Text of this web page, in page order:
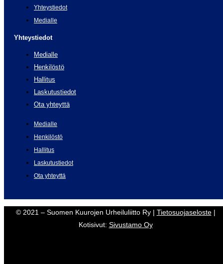
Yhteystiedot
Medialle
Yhteystiedot
Medialle
Henkilöstö
Hallitus
Laskutustiedot
Ota yhteyttä
Medialle
Henkilöstö
Hallitus
Laskutustiedot
Ota yhteyttä
© 2021 – Suomen Kuurojen Urheiluliitto Ry | Tietosuojaseloste|
Kotisivut: Sivustamo Oy